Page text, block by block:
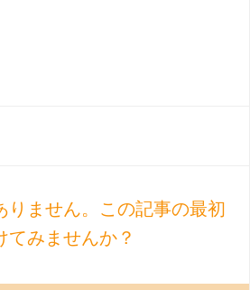
りません。この記事の最初
みませんか？